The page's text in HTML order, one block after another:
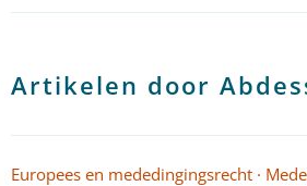
Artikelen door
Europees en mededingingsrecht ·